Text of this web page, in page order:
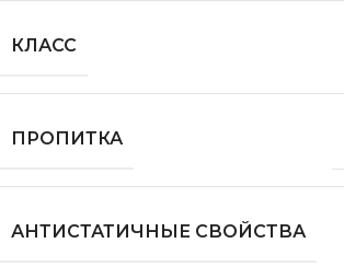
КЛАСС
ПРОПИТКА
АНТИСТАТИЧНЫЕ СВОЙСТВА